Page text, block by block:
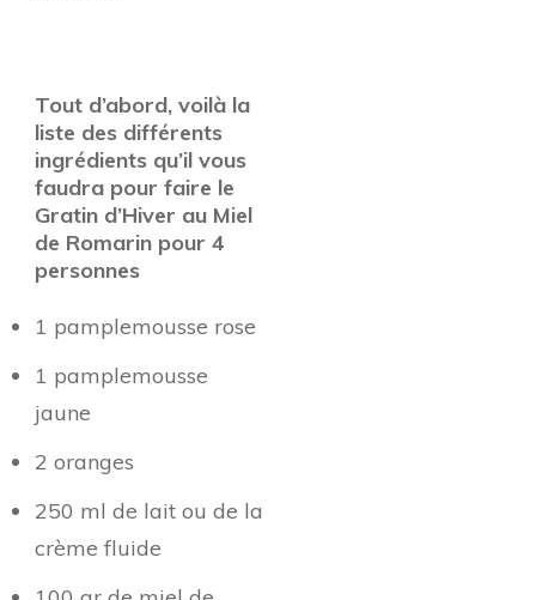
Tout d’abord, voilà la
liste des différents
ingrédients qu’il vous
faudra pour faire le
Gratin d’Hiver au Miel
de Romarin pour 4
personnes
1 pamplemousse rose
1 pamplemousse
jaune
2 oranges
250 ml de lait ou de la
crème fluide